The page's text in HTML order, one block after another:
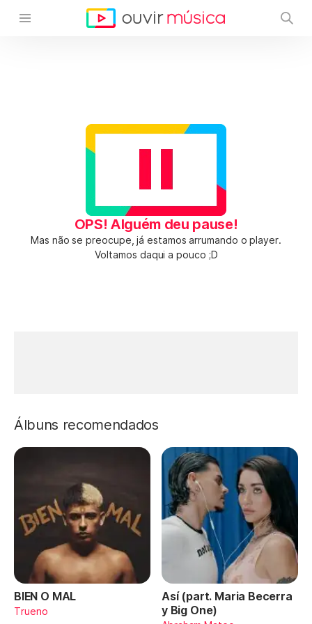
OPS! Alguém deu pause!
Mas não se preocupe, já estamos arrumando o player.
Voltamos daqui a pouco ;D
Álbuns recomendados
BIEN O MAL
Trueno
Así (part. Maria Becerra
y Big One)